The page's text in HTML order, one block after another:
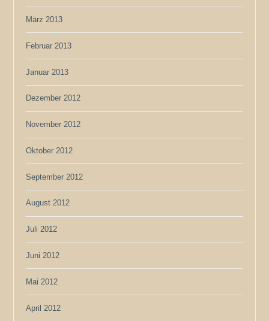
März 2013
Februar 2013
Januar 2013
Dezember 2012
November 2012
Oktober 2012
September 2012
August 2012
Juli 2012
Juni 2012
Mai 2012
April 2012